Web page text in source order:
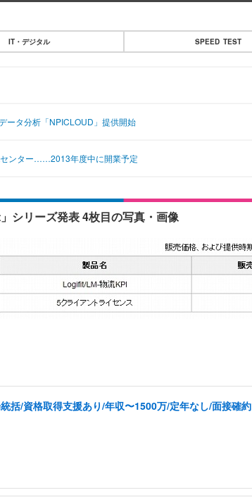
IT・デジタル SPEED TEST
ータ分析「NPICLOUD」提供開始
ンター……2013年度中に開業予定
シリーズ発表 4枚目の写真・画像
括/資格取得支援あり/年収〜1500万/定年なし/面接確約